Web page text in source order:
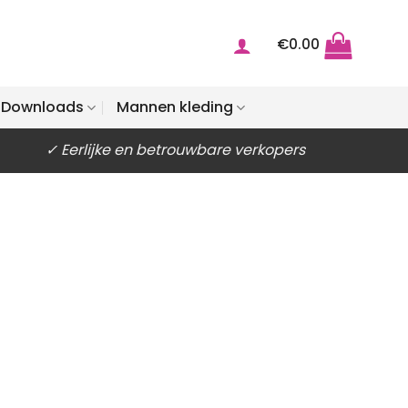
€0.00
Downloads Mannen kleding
✓ Eerlijke en betrouwbare verkopers